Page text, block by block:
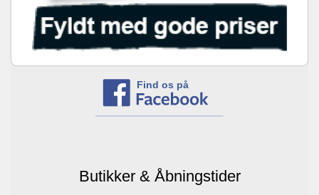
Find os på
Butikker & Åbningstider